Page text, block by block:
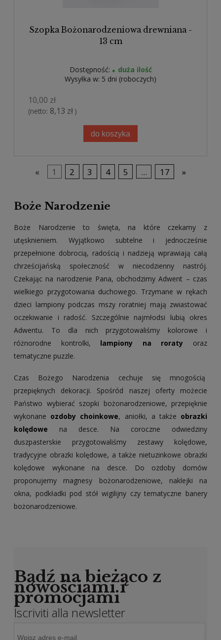
Szopka Bożonarodzeniowa drewniana -
13 cm
Dostępność:
duża ilość
Wysyłka w: 5 dni (roboczych)
10,00 zł
(netto: 8,13 zł )
do koszyka
« 1 2 3 4 5 ... 17 »
Boże Narodzenie
Boże Narodzenie to święta, na które czekamy z
utęsknieniem. Wyjątkowo subtelne i jednocześnie
przepełnione dobrocią, radością i nadzieją wprawiają całą
chrześcijańską społeczność w niecodzienny nastrój.
Czekając na narodzenie Pana, obchodzimy Adwent – czas
wielkiego przygotowania duchowego. Trzymane w rękach
dzieci lampiony podczas mszy roratniej mają zwiastować
oczekiwanie i radość. Szczególnie najmłodsi lubią okres
Adwentu. To dla nich przygotowaliśmy kolorowe i
różnorodne kontrolki,
lampiony na roraty oraz
tematyczne puzzle.
Czas Bożego Narodzenia cechuje się mnogością
przepięknych dekoracji. Spośród naszej oferty możecie
Państwo wybierać szopki bożonarodzeniowe, przepięknie
wykonane ozdoby choinkowe, aniołki, a także obrazki
kolędowe na desce. Na coroczne odwiedziny
duszpasterskie przygotowaliśmy zestawy kolędowe,
tradycyjne obrazki kolędowe, a także nietuzinkowe obrazki
kolędowe wykonane na desce. Do ozdoby domów
proponujemy magnesy bożonarodzeniowe, naklejki na
okna, podkładki pod stół wigilijny czy tematyczne banery
bożonarodzeniowe.
Bądź na bieżąco z
nowościami i
promocjami
Iscriviti alla newsletter